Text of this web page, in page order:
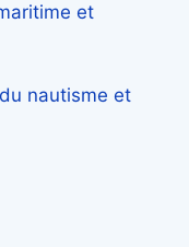
et
nautisme et